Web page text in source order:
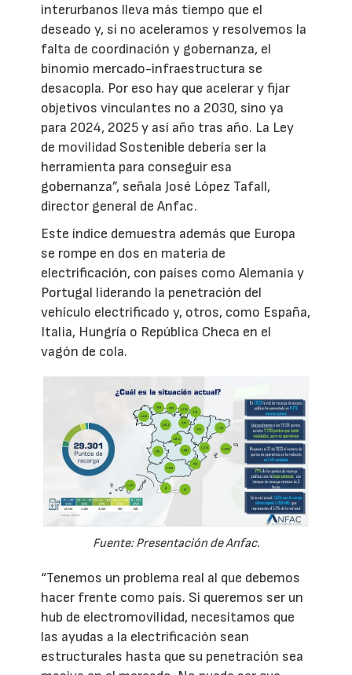
interurbanos lleva más tiempo que el
deseado y, si no aceleramos y resolvemos la
falta de coordinación y gobernanza, el
binomio mercado-infraestructura se
desacopla. Por eso hay que acelerar y fijar
objetivos vinculantes no a 2030, sino ya
para 2024, 2025 y así año tras año. La Ley
de movilidad Sostenible debería ser la
herramienta para conseguir esa
gobernanza”, señala José López Tafall,
director general de Anfac.
Este índice demuestra además que Europa
se rompe en dos en materia de
electrificación, con países como Alemania y
Portugal liderando la penetración del
vehículo electrificado y, otros, como España,
Italia, Hungría o República Checa en el
vagón de cola.
Fuente: Presentación de Anfac.
“Tenemos un problema real al que debemos
hacer frente como país. Si queremos ser un
hub de electromovilidad, necesitamos que
las ayudas a la electrificación sean
estructurales hasta que su penetración sea